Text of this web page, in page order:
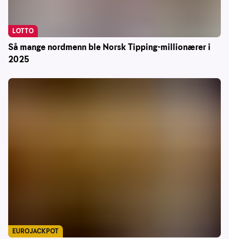
Så mange nordmenn ble Norsk Tipping-millionærer i
2025
LOTTO
EUROJACKPOT